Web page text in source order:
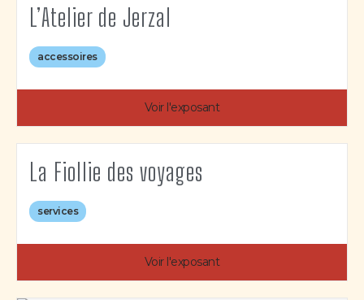
L’Atelier de Jerzal
accessoires
Voir l'exposant
La Fiollie des voyages
services
Voir l'exposant